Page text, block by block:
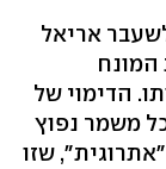
אריאל
המונח
הדימוי של
משמר נפוץ
שזו